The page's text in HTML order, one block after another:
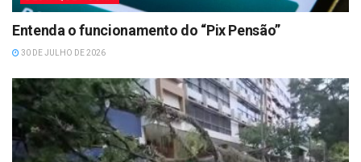
Entenda o funcionamento do “Pix Pensão”
30 DE JULHO DE 2026